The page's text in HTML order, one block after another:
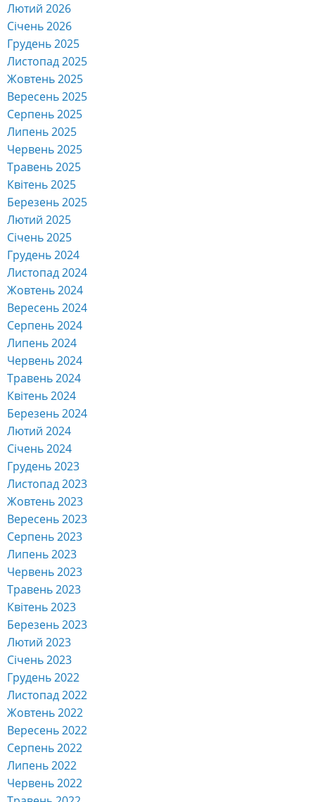
Лютий 2026
Січень 2026
Грудень 2025
Листопад 2025
Жовтень 2025
Вересень 2025
Серпень 2025
Липень 2025
Червень 2025
Травень 2025
Квітень 2025
Березень 2025
Лютий 2025
Січень 2025
Грудень 2024
Листопад 2024
Жовтень 2024
Вересень 2024
Серпень 2024
Липень 2024
Червень 2024
Травень 2024
Квітень 2024
Березень 2024
Лютий 2024
Січень 2024
Грудень 2023
Листопад 2023
Жовтень 2023
Вересень 2023
Серпень 2023
Липень 2023
Червень 2023
Травень 2023
Квітень 2023
Березень 2023
Лютий 2023
Січень 2023
Грудень 2022
Листопад 2022
Жовтень 2022
Вересень 2022
Серпень 2022
Липень 2022
Червень 2022